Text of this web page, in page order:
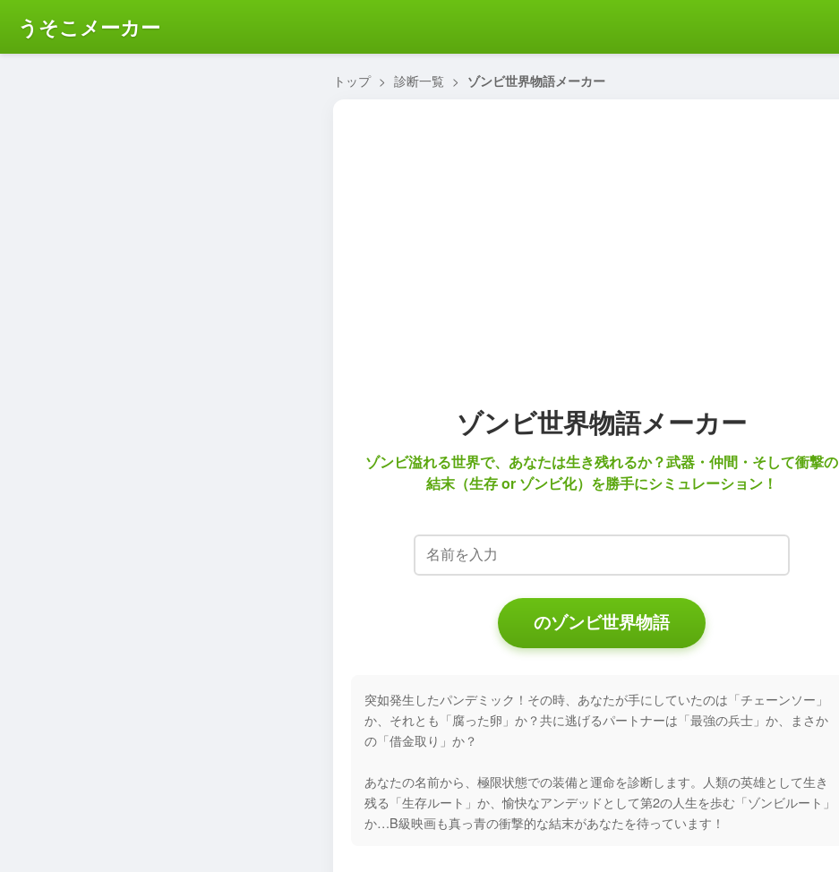
うそこメーカー
トップ > 診断一覧 > ゾンビ世界物語メーカー
ゾンビ世界物語メーカー
ゾンビ溢れる世界で、あなたは生き残れるか？武器・仲間・そして衝撃の
結末（生存 or ゾンビ化）を勝手にシミュレーション！
のゾンビ世界物語
突如発生したパンデミック！その時、あなたが手にしていたのは「チェーンソー」
か、それとも「腐った卵」か？共に逃げるパートナーは「最強の兵士」か、まさか
の「借金取り」か？
あなたの名前から、極限状態での装備と運命を診断します。人類の英雄として生き
残る「生存ルート」か、愉快なアンデッドとして第2の人生を歩む「ゾンビルート」
か…B級映画も真っ青の衝撃的な結末があなたを待っています！